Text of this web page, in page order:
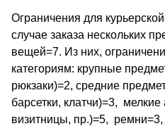
Ограничения для
случае заказа нескольких
вещей=7. Из них,
категориям: крупные
рюкзаки)=2, средние
барсетки, клатчи)=3,
визитницы, пр.)=5,